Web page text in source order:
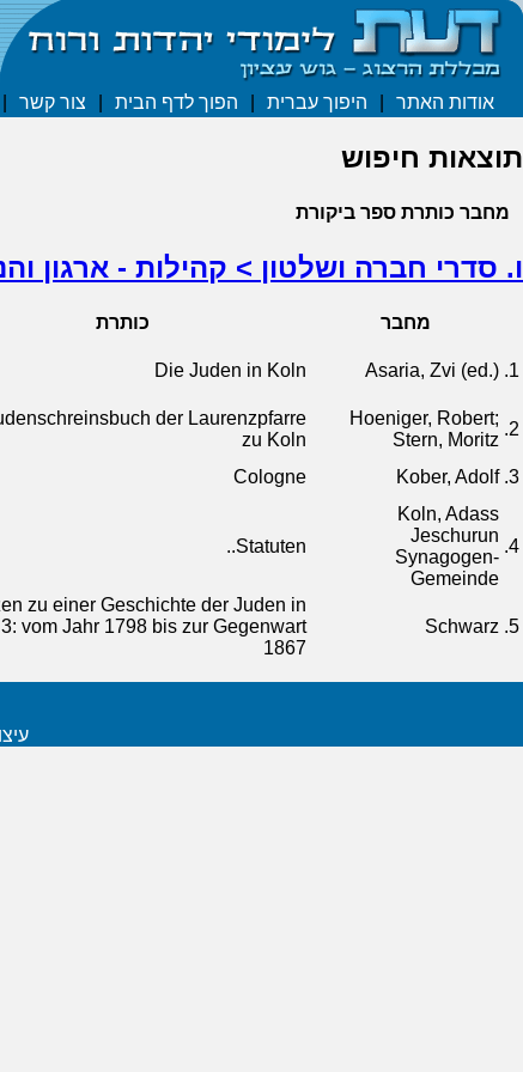
אודות האתר היפוך עברית הפוך לדף הבית צור קשר
תוצאות חיפוש
מחבר כותרת ספר ביקורת
ו. סדרי חברה ושלטון > קהילות - ארגון
מחבר כותרת
1.
Asaria, Zvi (ed.)
Die Juden in Koln
2.
Hoeniger, Robert;
Stern, Moritz
der Laurenzpfarre
zu Koln
3.
Kober, Adolf
Cologne
4.
Koln, Adass
Jeschurun
Synagogen-
Gemeinde
Statuten..
5.
Schwarz
zu einer Geschichte der Juden in
vom Jahr 1798 bis zur Gegenwart
1867